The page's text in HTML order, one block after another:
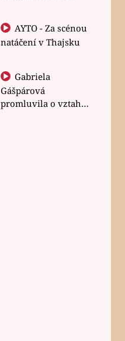
natáčení v Thajsku
Gabriela
Gášpárová
promluvila o vztahu